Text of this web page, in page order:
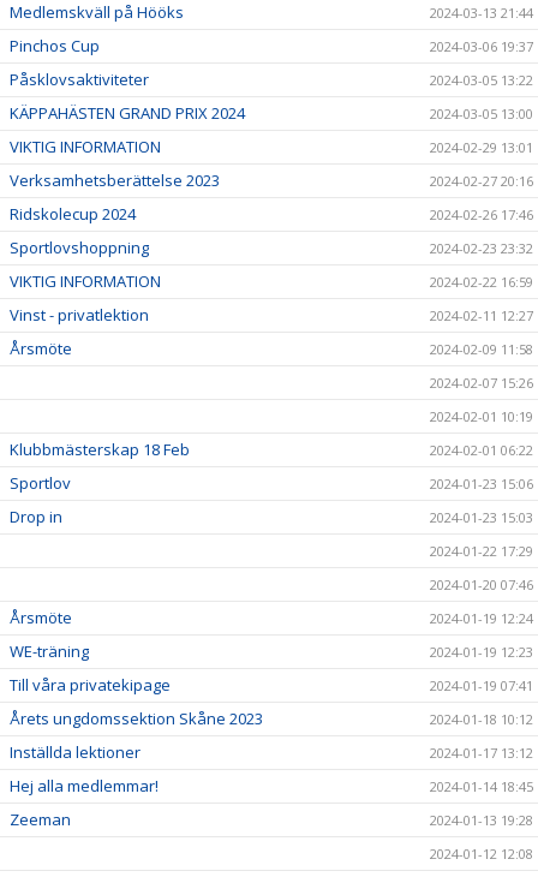
Medlemskväll på Hööks 2024-03-13 21:44
Pinchos Cup 2024-03-06 19:37
Påsklovsaktiviteter 2024-03-05 13:22
KÄPPAHÄSTEN GRAND PRIX 2024 2024-03-05 13:00
VIKTIG INFORMATION 2024-02-29 13:01
Verksamhetsberättelse 2023 2024-02-27 20:16
Ridskolecup 2024 2024-02-26 17:46
Sportlovshoppning 2024-02-23 23:32
VIKTIG INFORMATION 2024-02-22 16:59
Vinst - privatlektion 2024-02-11 12:27
Årsmöte
2024-02-09 11:58
2024-02-07 15:26
2024-02-01 10:19
Klubbmästerskap 18 Feb 2024-02-01 06:22
Sportlov 2024-01-23 15:06
Drop in
2024-01-23 15:03
2024-01-22 17:29
2024-01-20 07:46
Årsmöte 2024-01-19 12:24
WE-träning 2024-01-19 12:23
Till våra privatekipage 2024-01-19 07:41
Årets ungdomssektion Skåne 2023 2024-01-18 10:12
Inställda lektioner 2024-01-17 13:12
Hej alla medlemmar! 2024-01-14 18:45
Zeeman
2024-01-13 19:28
2024-01-12 12:08